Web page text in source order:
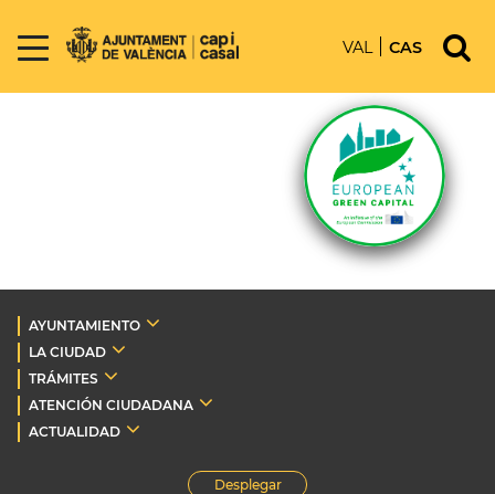
VAL CAS
AYUNTAMIENTO
LA CIUDAD
TRÁMITES
ATENCIÓN CIUDADANA
ACTUALIDAD
Desplegar